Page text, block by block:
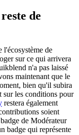
de
de
sur ce qui arrivera
n'a pas laissé
maintenant que le
bien qu'il subira
sur les conditions pour
restera également
soient
de Modérateur
badge qui représente